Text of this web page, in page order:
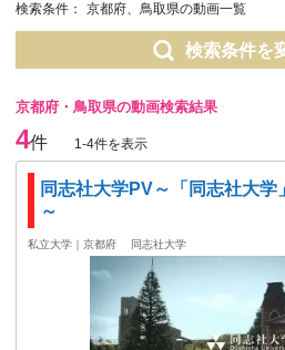
検索条件： 京都府、鳥取県の動画一覧
検索条件を
京都府・鳥取県の動画検索結果
4件 1-4件を表示
同志社大学PV～「同志社大学
～
私立大学｜京都府 同志社大学